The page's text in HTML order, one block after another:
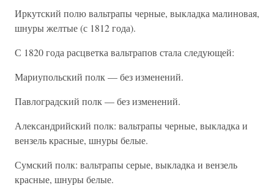
Иркутский полю вальтрапы черные, выкладка малиновая,
шнуры желтые (с 1812 года).
С 1820 года расцветка вальтрапов стала следующей:
Мариупольский полк — без изменений.
Павлоградский полк — без изменений.
Александрийский полк: вальтрапы черные, выкладка и
вензель красные, шнуры белые.
Сумский полк: вальтрапы серые, выкладка и вензель
красные, шнуры белые.